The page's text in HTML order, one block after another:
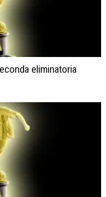
eliminatoria